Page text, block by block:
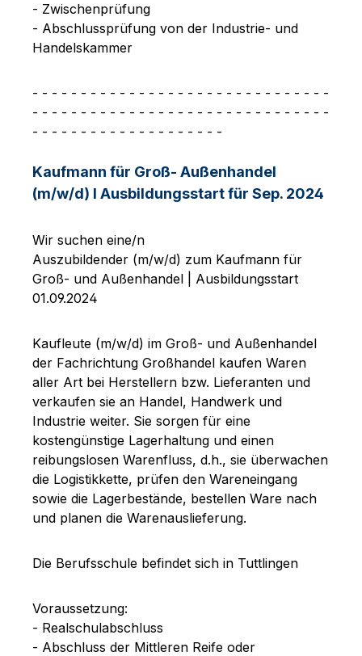
- Zwischenprüfung
- Abschlussprüfung von der Industrie- und
Handelskammer
- - - - - - - - - - - - - - - - - - - - - - - - - - - - - - -
- - - - - - - - - - - - - - - - - - - - - - - - - - - - - - -
- - - - - - - - - - - - - - - - - - - -
Kaufmann für Groß- Außenhandel
(m/w/d) I Ausbildungsstart für Sep. 2024
Wir suchen eine/n
Auszubildender (m/w/d) zum Kaufmann für
Groß- und Außenhandel | Ausbildungsstart
01.09.2024
Kaufleute (m/w/d) im Groß- und Außenhandel
der Fachrichtung Großhandel kaufen Waren
aller Art bei Herstellern bzw. Lieferanten und
verkaufen sie an Handel, Handwerk und
Industrie weiter. Sie sorgen für eine
kostengünstige Lagerhaltung und einen
reibungslosen Warenfluss, d.h., sie überwachen
die Logistikkette, prüfen den Wareneingang
sowie die Lagerbestände, bestellen Ware nach
und planen die Warenauslieferung.
Die Berufsschule befindet sich in Tuttlingen
Voraussetzung:
- Realschulabschluss
- Abschluss der Mittleren Reife oder